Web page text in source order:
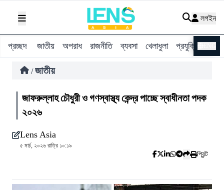
লগইন
প্রচ্ছদ জাতীয় অপরাধ রাজনীতি ব্যবসা খেলাধুলা প্রযুক্তি
/ জাতীয়
জাফরুল্লাহ চৌধুরী ও গণস্বাস্থ্য কেন্দ্র পাচ্ছে স্বাধীনতা পদক
২০২৬
Lens Asia
৫ মার্চ, ২০২৬ রাত্রি ১০:১৯
প্রিন্ট